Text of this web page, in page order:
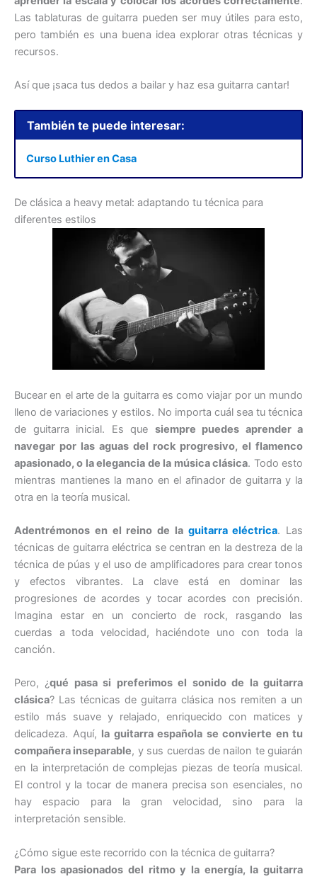
Las tablaturas de guitarra pueden ser muy útiles para esto,
pero también es una buena idea explorar otras técnicas y
recursos.
Así que ¡saca tus dedos a bailar y haz esa guitarra cantar!
También te puede interesar:
Curso Luthier en Casa
De clásica a heavy metal: adaptando tu técnica para
diferentes estilos
Bucear en el arte de la guitarra es como viajar por un mundo
lleno de variaciones y estilos. No importa cuál sea tu técnica
de guitarra inicial. Es que siempre puedes aprender a
navegar por las aguas del rock progresivo, el flamenco
apasionado, o la elegancia de la música clásica. Todo esto
mientras mantienes la mano en el afinador de guitarra y la
otra en la teoría musical.
Adentrémonos en el reino de la guitarra eléctrica. Las
técnicas de guitarra eléctrica se centran en la destreza de la
técnica de púas y el uso de amplificadores para crear tonos
y efectos vibrantes. La clave está en dominar las
progresiones de acordes y tocar acordes con precisión.
Imagina estar en un concierto de rock, rasgando las
cuerdas a toda velocidad, haciéndote uno con toda la
canción.
Pero, ¿qué pasa si preferimos el sonido de la guitarra
clásica? Las técnicas de guitarra clásica nos remiten a un
estilo más suave y relajado, enriquecido con matices y
delicadeza. Aquí, la guitarra española se convierte en tu
compañera inseparable, y sus cuerdas de nailon te guiarán
en la interpretación de complejas piezas de teoría musical.
El control y la tocar de manera precisa son esenciales, no
hay espacio para la gran velocidad, sino para la
interpretación sensible.
¿Cómo sigue este recorrido con la técnica de guitarra?
Para los apasionados del ritmo y la energía, la guitarra